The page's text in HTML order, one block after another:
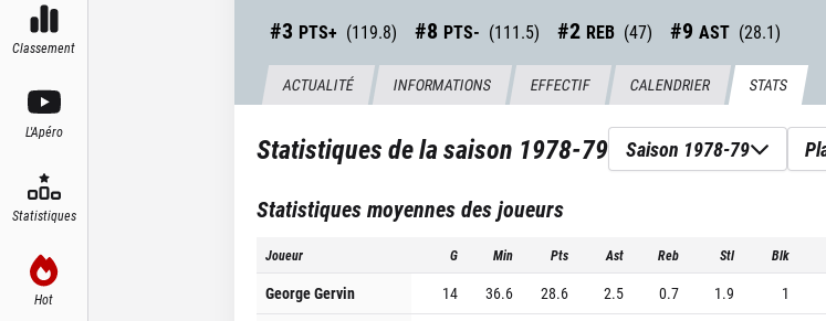
Classement
L'Apéro
Statistiques
Hot
#3 PTS+ (119.8) #8 PTS- (111.5) #2 REB (47) #9 AST (28.1)
ACTUALITÉ INFORMATIONS EFFECTIF CALENDRIER STATS
Statistiques de la saison 1978-79 Saison 1978-79
Statistiques moyennes des joueurs
Joueur G Min Pts Ast Reb Stl Blk
George Gervin 14 36.6 28.6 2.5 0.7 1.9 1